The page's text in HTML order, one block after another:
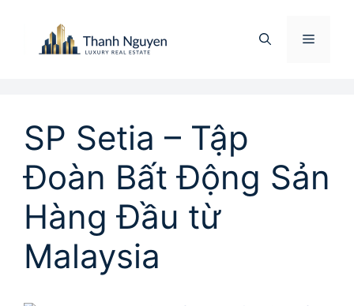
Menu
SP Setia – Tập
Đoàn Bất Động Sản
Hàng Đầu từ
Malaysia